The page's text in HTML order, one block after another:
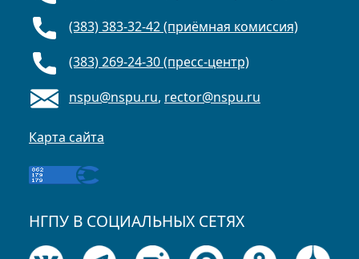
(383) 383-32-42 (приёмная комиссия)
(383) 269-24-30 (пресс-центр)
nspu@nspu.ru, rector@nspu.ru
Карта сайта
НГПУ В СОЦИАЛЬНЫХ СЕТЯХ